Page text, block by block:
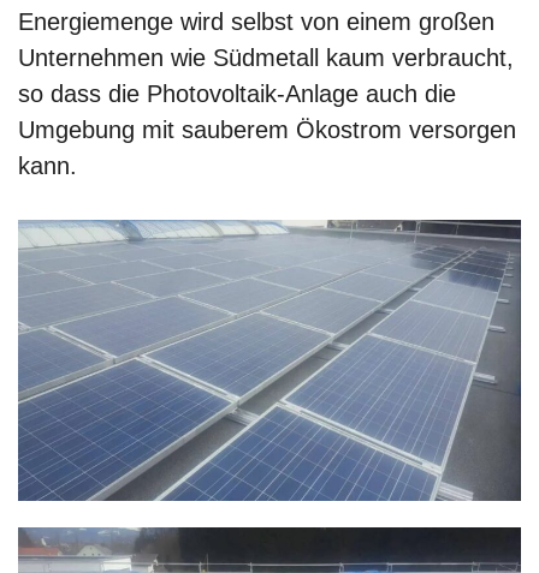
Energiemenge wird selbst von einem großen
Unternehmen wie Südmetall kaum verbraucht,
so dass die Photovoltaik-Anlage auch die
Umgebung mit sauberem Ökostrom versorgen
kann.